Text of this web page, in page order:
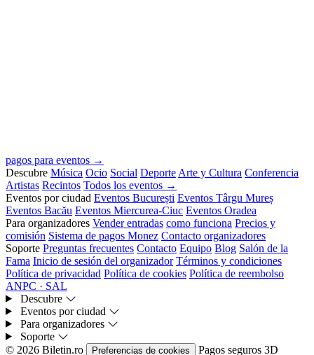
pagos para eventos →
Descubre Música Ocio Social Deporte Arte y Cultura Conferencia
Artistas Recintos Todos los eventos →
Eventos por ciudad Eventos București Eventos Târgu Mureș
Eventos Bacău Eventos Miercurea-Ciuc Eventos Oradea
Para organizadores Vender entradas como funciona Precios y
comisión Sistema de pagos Monez Contacto organizadores
Soporte Preguntas frecuentes Contacto Equipo Blog Salón de la
Fama Inicio de sesión del organizador Términos y condiciones
Política de privacidad Política de cookies Política de reembolso
ANPC · SAL
Descubre
Eventos por ciudad
Para organizadores
Soporte
© 2026 Biletin.ro
Preferencias de cookies Pagos seguros 3D